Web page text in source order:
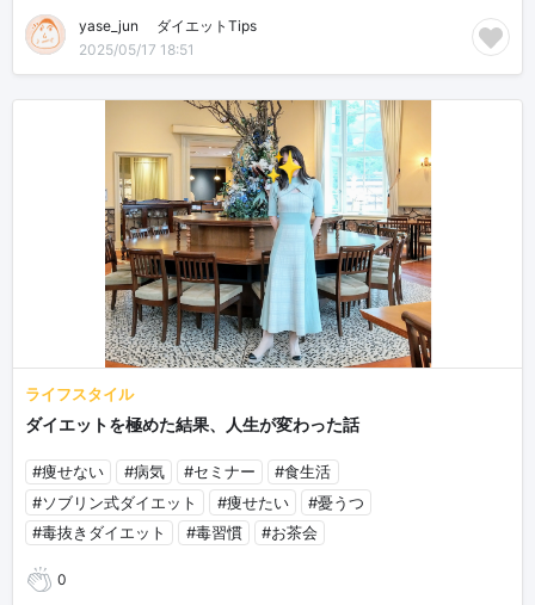
yase_jun🍊ダイエットTips🍊
2025/05/17 18:51
ライフスタイル
ダイエットを極めた結果、人生が変わった話
#痩せない #病気 #セミナー
#食生活
#ソブリン式ダイエット
#痩せたい
#憂うつ
#毒抜きダイエット
#毒習慣 #お茶会
0